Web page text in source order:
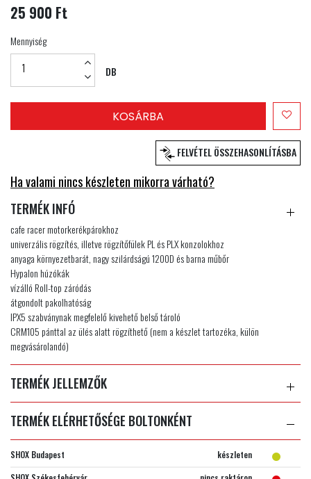
25 900 Ft
Mennyiség
DB
KOSÁRBA
FELVÉTEL ÖSSZEHASONLÍTÁSBA
Ha valami nincs készleten mikorra várható?
TERMÉK INFÓ
cafe racer motorkerékpárokhoz
univerzális rögzítés, illetve rögzítőfülek PL és PLX konzolokhoz
anyaga környezetbarát, nagy szilárdságú 1200D és barna műbőr
Hypalon húzókák
vízálló Roll-top záródás
átgondolt pakolhatóság
IPX5 szabványnak megfelelő kivehető belső tároló
CRM105 pánttal az ülés alatt rögzíthető (nem a készlet tartozéka, külön
megvásárolandó)
TERMÉK JELLEMZŐK
TERMÉK ELÉRHETŐSÉGE BOLTONKÉNT
SHOX Budapest
készleten